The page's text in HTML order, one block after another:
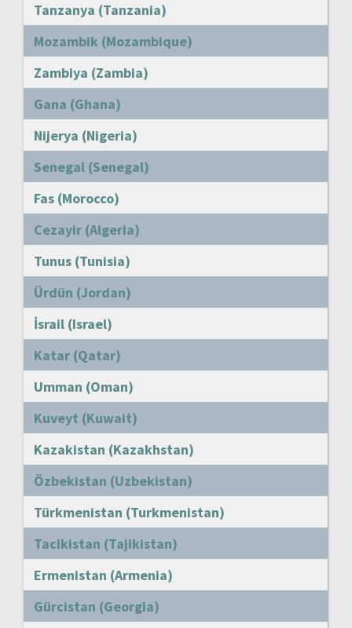
Tanzanya (Tanzania)
Mozambik (Mozambique)
Zambiya (Zambia)
Gana (Ghana)
Nijerya (Nigeria)
Senegal (Senegal)
Fas (Morocco)
Cezayir (Algeria)
Tunus (Tunisia)
Ürdün (Jordan)
İsrail (Israel)
Katar (Qatar)
Umman (Oman)
Kuveyt (Kuwait)
Kazakistan (Kazakhstan)
Özbekistan (Uzbekistan)
Türkmenistan (Turkmenistan)
Tacikistan (Tajikistan)
Ermenistan (Armenia)
Gürcistan (Georgia)